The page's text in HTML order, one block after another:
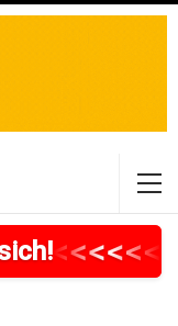
<<<<<<<